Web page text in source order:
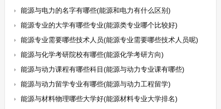
能源与电力的名字有哪些(能源和电力有什么区别)
能源专业的大学有哪些专业(能源类专业哪个比较好)
能源专业需要哪些技术人员(能源专业需要哪些技术人员呢)
能源与化学考研院校有哪些(能源化学考研方向)
能源与动力课程有哪些科目(能源与动力专业课有哪些)
能源与动力留学专业有哪些(能源与动力工程留学)
能源与材料物理哪些大学好(能源材料专业大学排名)